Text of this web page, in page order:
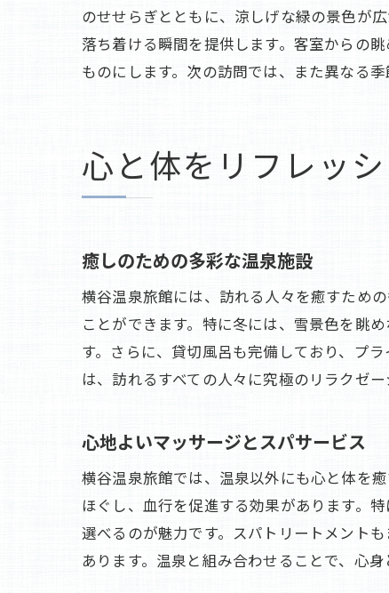
のせせらぎとともに、涼しげな緑の景色が
落ち着ける瞬間を提供します。客室からの
ものにします。次の訪問では、また異なる季
心と体をリフレッ
癒しのための多彩な温泉施設
横谷温泉旅館には、訪れる人々を癒すため
ことができます。特に冬には、雪景色を眺
す。さらに、貸切風呂も完備しており、プ
は、訪れるすべての人々に究極のリラクゼー
心地よいマッサージとスパサービス
横谷温泉旅館では、温泉以外にも心と体を
ほぐし、血行を促進する効果があります。
選べるのが魅力です。スパトリートメント
あります。温泉と組み合わせることで、心